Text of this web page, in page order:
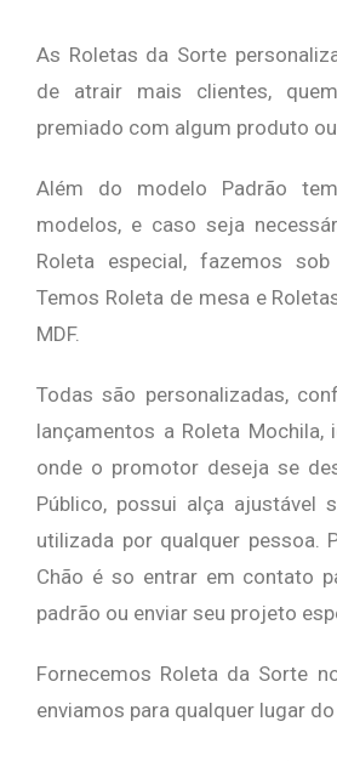
As Roletas da Sorte
de atrair mais clientes,
premiado com algum produto
Além do modelo Padrão
modelos, e caso seja
Roleta especial, fazemos
Temos Roleta de mesa e
MDF.
Todas são personalizadas,
lançamentos a Roleta Mochila,
onde o promotor deseja se
Público, possui alça ajustável
utilizada por qualquer pessoa.
Chão é so entrar em contato
padrão ou enviar seu projeto
Fornecemos Roleta da Sorte
enviamos para qualquer lugar